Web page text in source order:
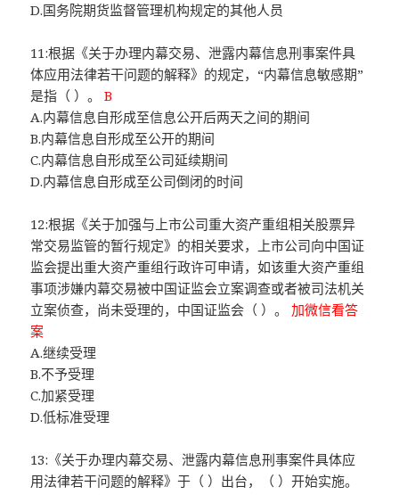
D.国务院期货监督管理机构规定的其他人员
11:根据《关于办理内幕交易、泄露内幕信息刑事案件具
体应用法律若干问题的解释》的规定，“内幕信息敏感期”
是指（ ）。B
A.内幕信息自形成至信息公开后两天之间的期间
B.内幕信息自形成至公开的期间
C.内幕信息自形成至公司延续期间
D.内幕信息自形成至公司倒闭的时间
12:根据《关于加强与上市公司重大资产重组相关股票异
常交易监管的暂行规定》的相关要求，上市公司向中国证
监会提出重大资产重组行政许可申请，如该重大资产重组
事项涉嫌内幕交易被中国证监会立案调查或者被司法机关
立案侦查，尚未受理的，中国证监会（ ）。加微信看答
案
A.继续受理
B.不予受理
C.加紧受理
D.低标准受理
13:《关于办理内幕交易、泄露内幕信息刑事案件具体应
用法律若干问题的解释》于（ ）出台，（ ）开始实施。